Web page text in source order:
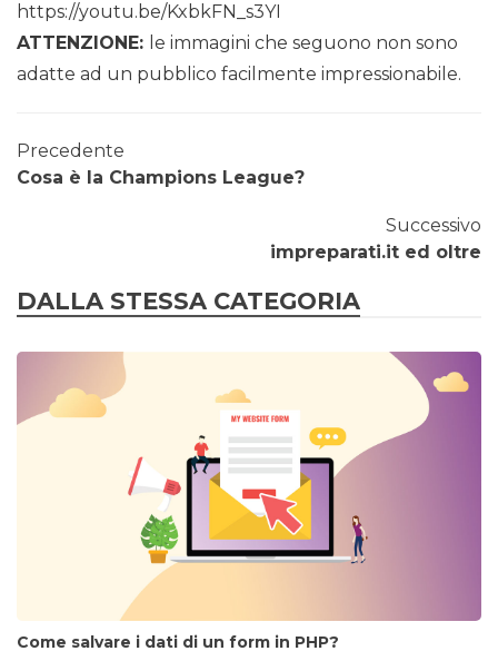
https://youtu.be/KxbkFN_s3YI
ATTENZIONE: le immagini che seguono non sono
adatte ad un pubblico facilmente impressionabile.
Precedente
Cosa è la Champions League?
Successivo
impreparati.it ed oltre
DALLA STESSA CATEGORIA
Come salvare i dati di un form in PHP?